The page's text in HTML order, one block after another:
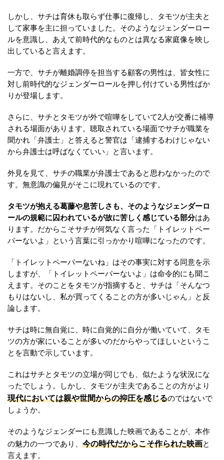
しかし、サチは育休も取らず仕事に復帰し、タモツが主夫と
して家事を主に担っていました。そのようなジェンダーロー
ルを意識し、あえて前時代的なものとは異なる家庭像を映し
出していると言えます。
一方で、サチが離婚調停を担当する顧客の男性は、皆女性に
対し前時代的なジェンダーロールを押し付けている男性ばか
りが登場します。
さらに、サチとタモツが外で喧嘩をしていて2人が交番に補導
される場面があります。聴取されている場面でサチが職業を
聞かれ「弁護士」と答えると警官は「逮捕するわけじゃない
から弁護士は呼ばなくていい」と言います。
外見を見て、サチの職業が弁護士であると思わなかったので
す。無意識の偏見がそこに現れているのです。
タモツが抱える葛藤や息苦しさも、そのようなジェンダーロ
ールの規範に囚われているが故に苦しく感じている部分はあ
ります。だからこそサチが何気なく言った「トイレットペー
パーないよ」という言葉に引っかかり喧嘩になったのです。
「トイレットペーパーないね」はその事実に対する同意を示
しますが、「トイレットペーパーないよ」は命令的にも聞こ
えます。そのことをタモツが指摘すると、サチは「そんなつ
もりはないし、私が買ってくることの方が多いじゃん」と反
論します。
サチは時に無自覚に、時に自覚的に自分が働いていて、タモ
ツの方が家にいることが多いのだからやってほしいというこ
とを言動で示しています。
これはサチとタモツの立場が同じでも、似たような状況にな
ったでしょう。しかし、タモツが主夫であることの方がより
現代においては親や世間からの抑圧を感じるのではないで
しょうか。
そのようなジェンダーにも意識した映画であることが、本作
の魅力の一つであり、 今の時代だからこそ作られた映画と
言えます。